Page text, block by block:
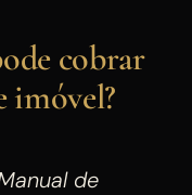
cobrar
imóvel?
de